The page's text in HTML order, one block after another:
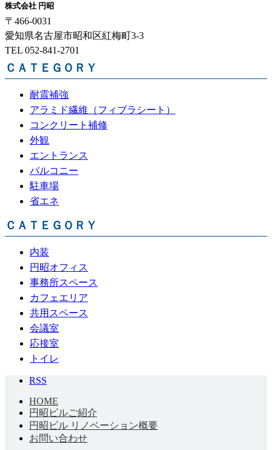
株式会社 円昭
〒466-0031
愛知県名古屋市昭和区紅梅町3-3
TEL 052-841-2701
ＣＡＴＥＧＯＲＹ
耐震補強
アラミド繊維（フィブラシート）
コンクリート補修
外観
エントランス
バルコニー
駐車場
省エネ
ＣＡＴＥＧＯＲＹ
内装
円昭オフィス
事務所スペース
カフェエリア
共用スペース
会議室
応接室
トイレ
RSS
HOME
円昭ビルご紹介
円昭ビル リノベーション概要
お問い合わせ